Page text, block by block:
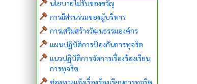
นโยบายไม่รับของขวัญ
การมีส่วนร่วมของผู้บริหาร
การเสริมสร้างวัฒนธรรมองค์กร
แผนปฏิบัติการป้องกันการทุจริต
แนวปฏิบัติการจัดการเรื่องร้องเรียน
การทุจริต
ช่องทางแจ้งเรื่องร้องเรียนการทุจริต